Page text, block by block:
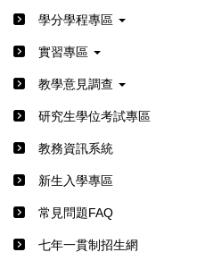
學分學程專區
實習專區
教學意見調查
研究生學位考試專區
教務資訊系統
新生入學專區
常見問題FAQ
七年一貫制招生網